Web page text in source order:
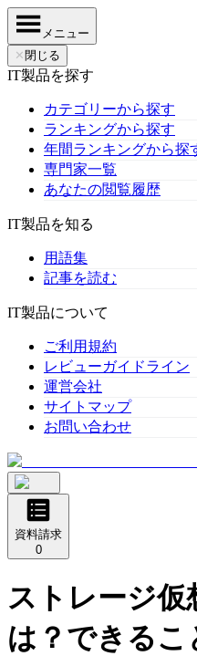
メニュー
✕ 閉じる
IT製品を探す
カテゴリーから探す
ランキングから探す
年間ランキングから探
専門家一覧
あなたの閲覧履歴
IT製品を知る
用語集
記事を読む
IT製品について
ご利用規約
レビューガイドライン
運営会社
サイトマップ
お問い合わせ
資料請求
0
ストレージ仮
は？できるこ